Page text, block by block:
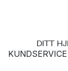
DITT
KUNDSERVICE